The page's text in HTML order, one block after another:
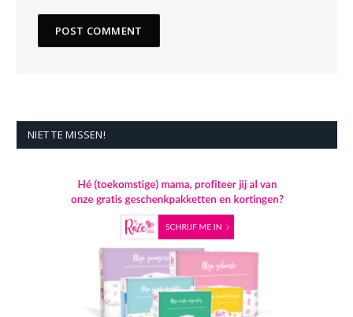
NIET TE MISSEN!